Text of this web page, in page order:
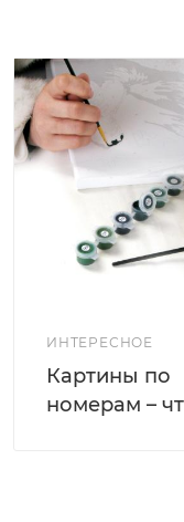
ИНТЕРЕСНОЕ
Картины по
номерам –